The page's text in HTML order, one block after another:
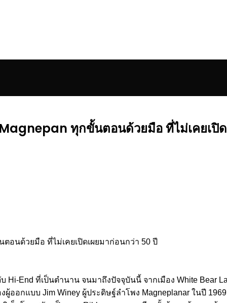
ทุกขั้นตอนด้วยมือ ที่ไม่เคยเปิ
อนด้วยมือ ที่ไม่เคยเปิดเผยมาก่อนกว่า 50 ปี
Hi-End ที่เป็นตำนาน จนมาถึงปัจจุบันนี้ จากเมือง White Bear
อกแบบ Jim Winey ผู้ประดิษฐ์ลําโพง Magneplanar ในปี 1969